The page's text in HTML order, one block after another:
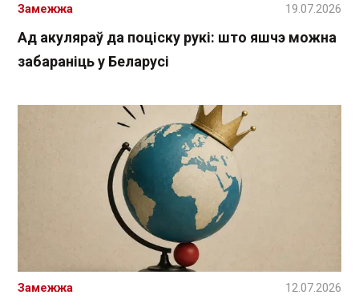
Ад акуляраў да поціску рукі: што яшчэ можна
забараніць у Беларусі
Замежжа 19.07.2026
Замежжа 12.07.2026